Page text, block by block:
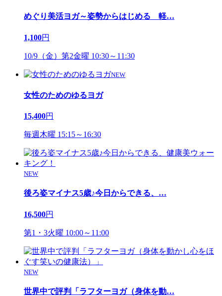
めぐり美活ヨガ～姿勢からはじめる 軽…
1,100円
10/9（金）第2金曜 10:30～11:30
NEW
女性のためのゆるヨガ
15,400円
毎週木曜 15:15～16:30
NEW
後ろ姿マイナス5歳♪今日からできる、 …
16,500円
第1・3火曜 10:00～11:00
NEW
世界中で評判「ラフターヨガ（身体を動…